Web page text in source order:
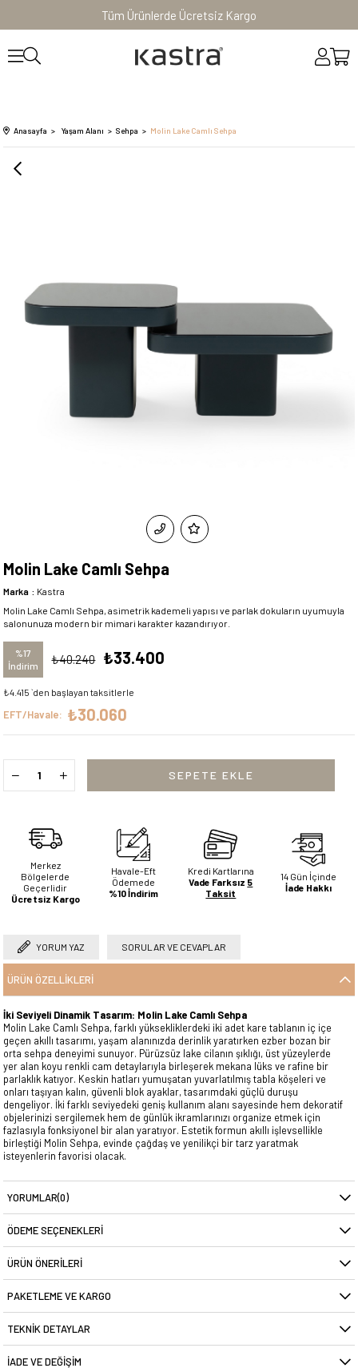
Tüm Ürünlerde Ücretsiz Kargo
Anasayfa Yaşam Alanı Sehpa Molin Lake Camlı Sehpa
Molin Lake Camlı Sehpa
Marka : Kastra
Molin Lake Camlı Sehpa, asimetrik kademeli yapısı ve parlak dokuların uyumuyla
salonunuza modern bir mimari karakter kazandırıyor.
%17
İndirim
₺40.240 ₺33.400
₺4.415 `den başlayan taksitlerle
EFT/Havale: ₺30.060
Merkez
Bölgelerde
Geçerlidir
Ücretsiz Kargo
Havale-Eft
Ödemede
%10 İndirim
Kredi Kartlarına
Vade Farksız 5
Taksit
14 Gün İçinde
İade Hakkı
YORUM YAZ SORULAR VE CEVAPLAR
ÜRÜN ÖZELLIKLERI
İki Seviyeli Dinamik Tasarım: Molin Lake Camlı Sehpa
Molin Lake Camlı Sehpa, farklı yüksekliklerdeki iki adet kare tablanın iç içe
geçen akıllı tasarımı, yaşam alanınızda derinlik yaratırken ezber bozan bir
orta sehpa deneyimi sunuyor. Pürüzsüz lake cilanın şıklığı, üst yüzeylerde
yer alan koyu renkli cam detaylarıyla birleşerek mekana lüks ve rafine bir
parlaklık katıyor. Keskin hatları yumuşatan yuvarlatılmış tabla köşeleri ve
onları taşıyan kalın, güvenli blok ayaklar, tasarımdaki güçlü duruşu
dengeliyor. İki farklı seviyedeki geniş kullanım alanı sayesinde hem dekoratif
objelerinizi sergilemek hem de günlük ikramlarınızı organize etmek için
fazlasıyla fonksiyonel bir alan yaratıyor. Estetik formun akıllı işlevsellikle
birleştiği Molin Sehpa, evinde çağdaş ve yenilikçi bir tarz yaratmak
isteyenlerin favorisi olacak.
YORUMLAR(0)
ÖDEME SEÇENEKLERI
ÜRÜN ÖNERILERI
PAKETLEME VE KARGO
TEKNIK DETAYLAR
İADE VE DEĞIŞIM